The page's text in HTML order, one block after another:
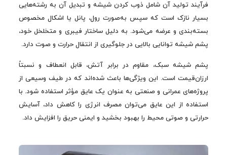
فرآیند تولید آن شامل ذوب کردن شیشه و تبدیل آن به رشته‌هایی
بسیار نازک است که سپس به‌صورت رول، پانل یا اشکال مخصوص
بسته‌بندی و عرضه می‌شود. به دلیل ساختار فیبری و متخلخل خود،
پشم شیشه توانایی بالایی در جلوگیری از انتقال حرارت و صوت دارد.
پشم شیشه سبک، مقاوم در برابر آتش، قابل انعطاف و نسبتاً
ارزان‌قیمت است. این ویژگی‌ها باعث شده‌اند که در طیف وسیعی از
پروژه‌های عمرانی و صنعتی به عنوان یک عایق مؤثر استفاده شود. با
استفاده از این عایق می‌توان مصرف انرژی را کاهش داد، آسایش
حرارتی و صوتی محیط را بهبود بخشید و ایمنی حریق را افزایش داد.